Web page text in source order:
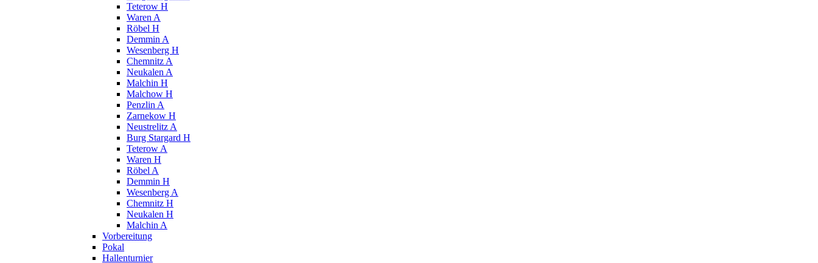
Teterow H
Waren A
Röbel H
Demmin A
Wesenberg H
Chemnitz A
Neukalen A
Malchin H
Malchow H
Penzlin A
Zarnekow H
Neustrelitz A
Burg Stargard H
Teterow A
Waren H
Röbel A
Demmin H
Wesenberg A
Chemnitz H
Neukalen H
Malchin A
Vorbereitung
Pokal
Hallenturnier